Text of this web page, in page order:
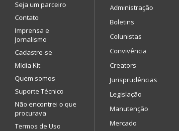
Seja um parceiro
Contato
Imprensa e
Jornalismo
Cadastre-se
Mídia Kit
Quem somos
Suporte Técnico
Não encontrei o que
procurava
Termos de Uso
Administração
Boletins
Colunistas
Convivência
Creators
Jurisprudências
Legislação
Manutenção
Mercado